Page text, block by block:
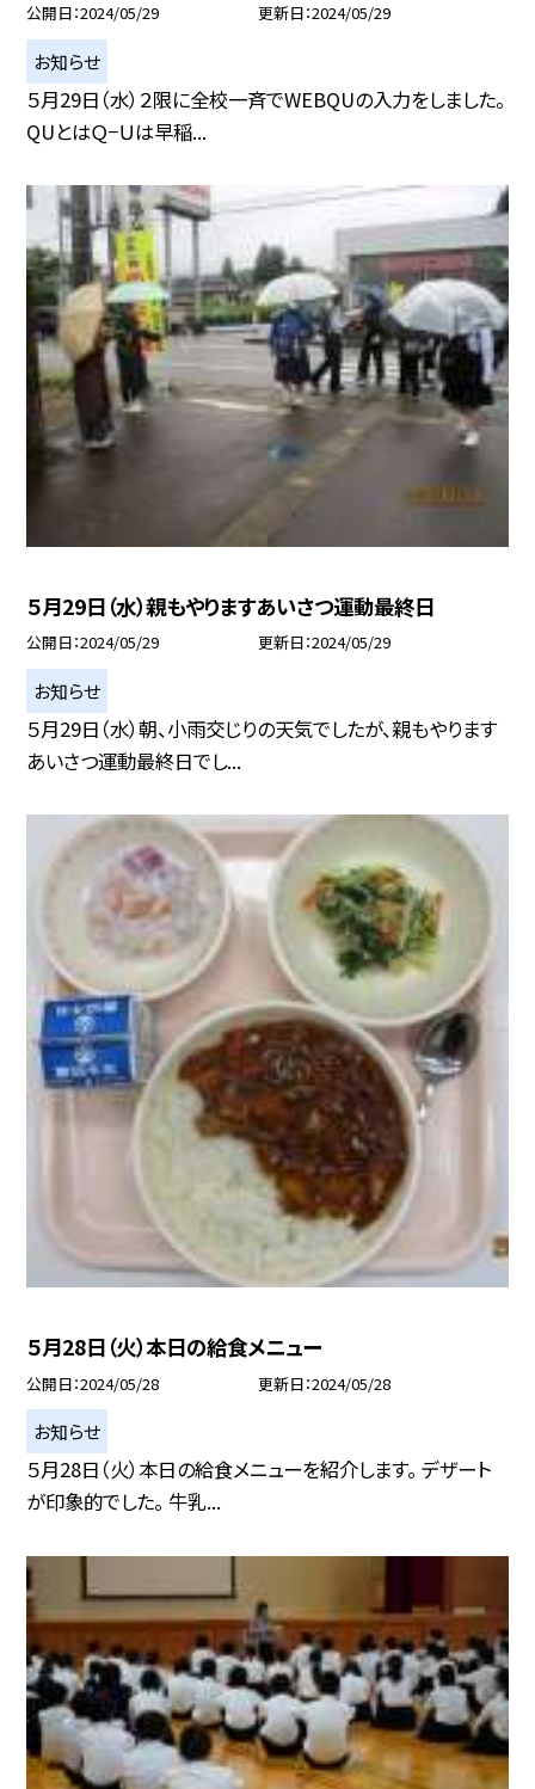
公開日 2024/05/29 更新日 2024/05/29
お知らせ
５月29日（水）２限に全校一斉でWEBQUの入力をしました。
QUとはＱ−Ｕは早稲...
５月29日（水）親もやりますあいさつ運動最終日
公開日 2024/05/29 更新日 2024/05/29
お知らせ
５月29日（水）朝、小雨交じりの天気でしたが、親もやります
あいさつ運動最終日でし...
５月28日（火）本日の給食メニュー
公開日 2024/05/28 更新日 2024/05/28
お知らせ
５月28日（火）本日の給食メニューを紹介します。 デザート
が印象的でした。 牛乳...